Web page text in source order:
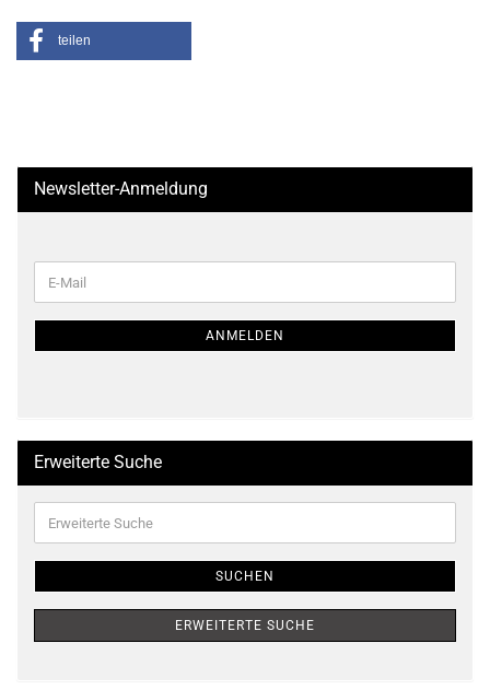
teilen
Newsletter-Anmeldung
ZUR
E-
Mail
ANMELDEN
Erweiterte Suche
Suche
SUCHEN
ERWEITERTE SUCHE